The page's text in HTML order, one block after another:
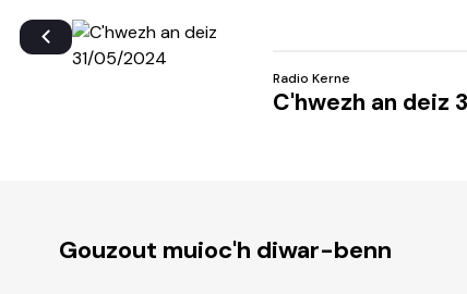
Radio Kerne
C'hwezh an deiz
Gouzout muioc'h diwar-benn